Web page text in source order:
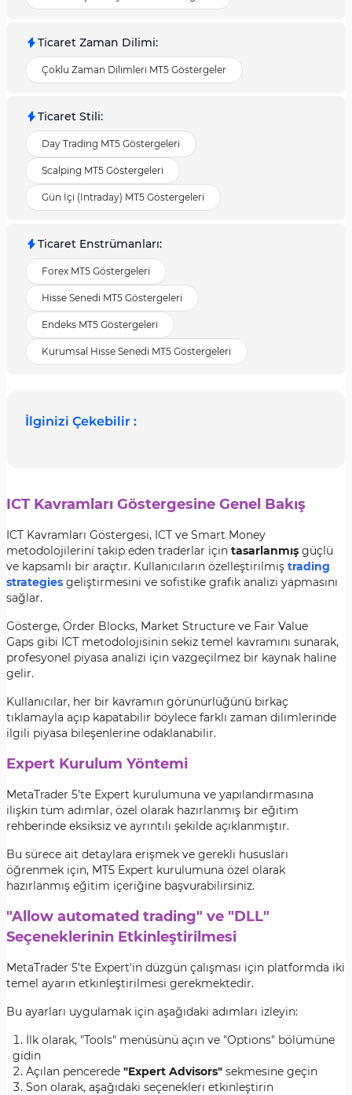
Ticaret Zaman Dilimi:
Çoklu Zaman Dilimleri MT5 Göstergeler
Ticaret Stili:
Day Trading MT5 Göstergeleri
Scalping MT5 Göstergeleri
Gün İçi (Intraday) MT5 Göstergeleri
Ticaret Enstrümanları:
Forex MT5 Göstergeleri
Hisse Senedi MT5 Göstergeleri
Endeks MT5 Göstergeleri
Kurumsal Hisse Senedi MT5 Göstergeleri
İlginizi Çekebilir :
ICT Kavramları Göstergesine Genel Bakış
ICT Kavramları Göstergesi, ICT ve Smart Money
metodolojilerini takip eden traderlar için tasarlanmış güçlü
ve kapsamlı bir araçtır. Kullanıcıların özelleştirilmiş trading
strategies geliştirmesini ve sofistike grafik analizi yapmasını
sağlar.
Gösterge, Order Blocks, Market Structure ve Fair Value
Gaps gibi ICT metodolojisinin sekiz temel kavramını sunarak,
profesyonel piyasa analizi için vazgeçilmez bir kaynak haline
gelir.
Kullanıcılar, her bir kavramın görünürlüğünü birkaç
tıklamayla açıp kapatabilir böylece farklı zaman dilimlerinde
ilgili piyasa bileşenlerine odaklanabilir.
Expert Kurulum Yöntemi
MetaTrader 5’te Expert kurulumuna ve yapılandırmasına
ilişkin tüm adımlar, özel olarak hazırlanmış bir eğitim
rehberinde eksiksiz ve ayrıntılı şekilde açıklanmıştır.
Bu sürece ait detaylara erişmek ve gerekli hususları
öğrenmek için, MT5 Expert kurulumuna özel olarak
hazırlanmış eğitim içeriğine başvurabilirsiniz.
"Allow automated trading" ve "DLL"
Seçeneklerinin Etkinleştirilmesi
MetaTrader 5’te Expert'in düzgün çalışması için platformda iki
temel ayarın etkinleştirilmesi gerekmektedir.
Bu ayarları uygulamak için aşağıdaki adımları izleyin:
İlk olarak, "Tools" menüsünü açın ve "Options" bölümüne
gidin
Açılan pencerede "Expert Advisors" sekmesine geçin
Son olarak, aşağıdaki seçenekleri etkinleştirin